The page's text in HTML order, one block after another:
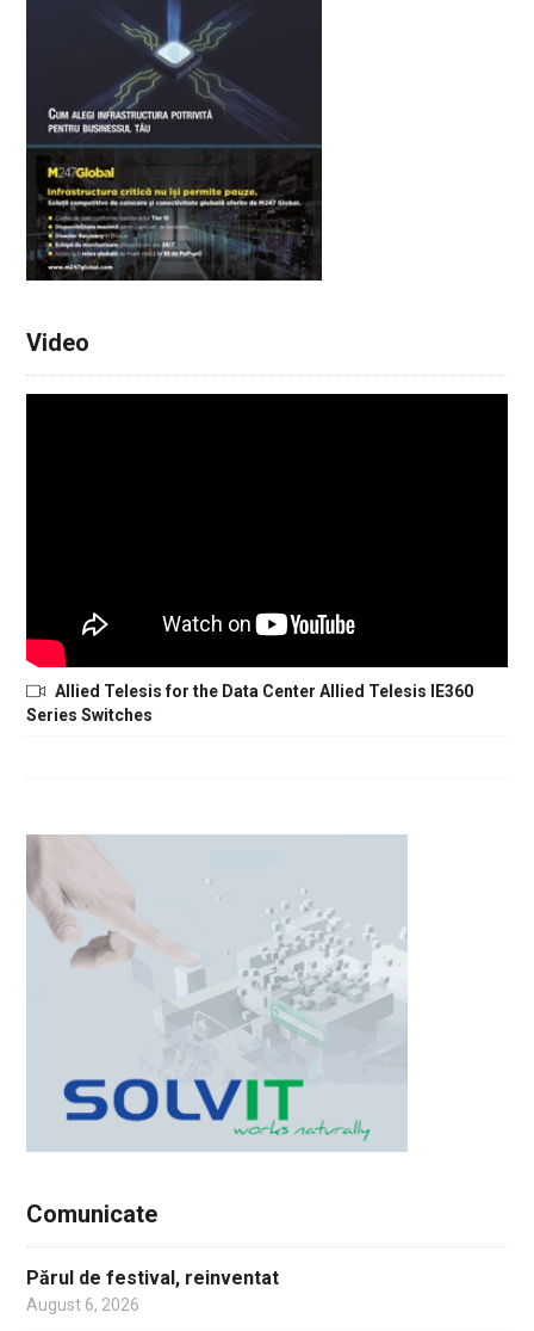
Video
Allied Telesis for the Data Center Allied Telesis IE360
Series Switches
Comunicate
Părul de festival, reinventat
August 6, 2026